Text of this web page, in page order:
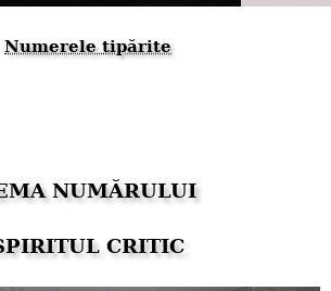
Numerele tipărite
NUMĂRULUI
CRITIC